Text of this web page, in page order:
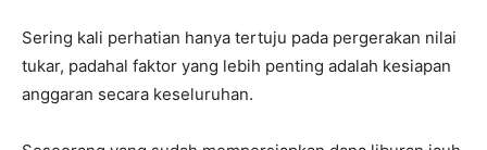
Sering kali perhatian hanya tertuju pada pergerakan nilai
tukar, padahal faktor yang lebih penting adalah kesiapan
anggaran secara keseluruhan.